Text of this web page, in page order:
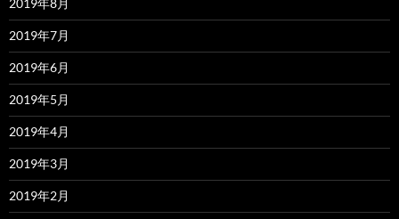
2019年8月
2019年7月
2019年6月
2019年5月
2019年4月
2019年3月
2019年2月